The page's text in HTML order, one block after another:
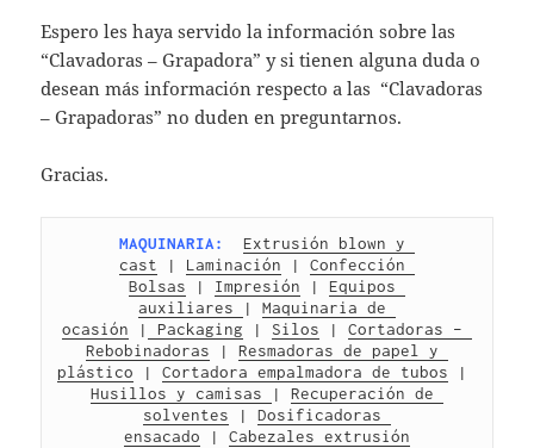
Espero les haya servido la información sobre las
“Clavadoras – Grapadora” y si tienen alguna duda o
desean más información respecto a las “Clavadoras
– Grapadoras” no duden en preguntarnos.
Gracias.
MAQUINARIA:
Extrusión blown y
cast | Laminación | Confección
Bolsas | Impresión | Equipos
auxiliares
| Maquinaria de
ocasión | Packaging | Silos | Cortadoras –
Rebobinadoras | Resmadoras de papel y
plástico | Cortadora empalmadora de tubos
Husillos y camisas
| Recuperación de
solventes | Dosificadoras
ensacado | Cabezales extrusión